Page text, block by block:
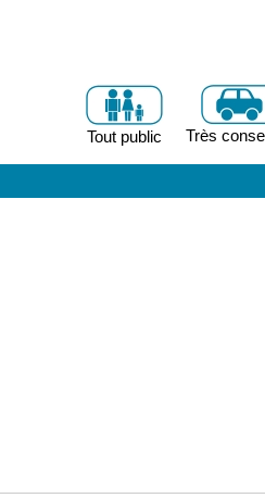
Très
Tout public